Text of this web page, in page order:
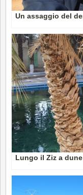
Un assaggio del
Lungo il Ziz a